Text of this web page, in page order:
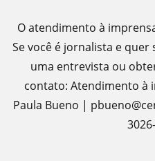
O atendimento à
Se você é jornalista e
uma entrevista ou
contato: Atendimento à
Paula Bueno |